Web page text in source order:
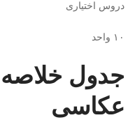
دروس اختیاری
۱۰ واحد
جدول خلاصه:
عکاسی